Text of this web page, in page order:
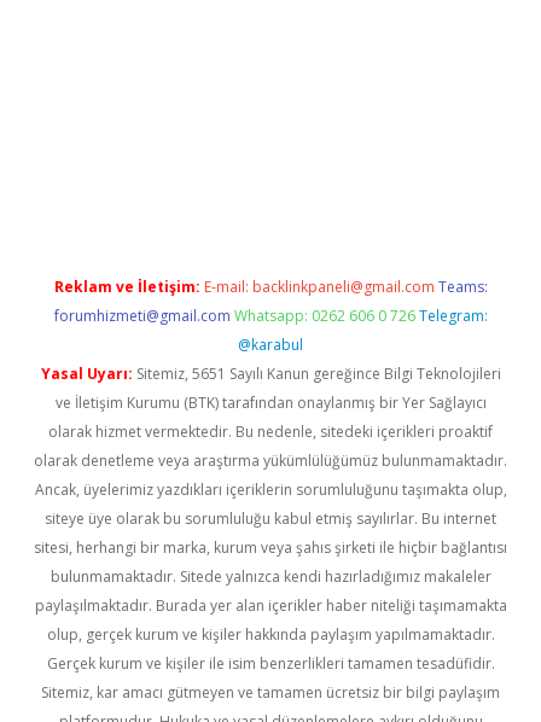
Reklam ve İletişim: E-mail: backlinkpaneli@gmail.com Teams:
forumhizmeti@gmail.com Whatsapp: 0262 606 0 726 Telegram:
@karabul
Yasal Uyarı: Sitemiz, 5651 Sayılı Kanun gereğince Bilgi Teknolojileri
ve İletişim Kurumu (BTK) tarafından onaylanmış bir Yer Sağlayıcı
olarak hizmet vermektedir. Bu nedenle, sitedeki içerikleri proaktif
olarak denetleme veya araştırma yükümlülüğümüz bulunmamaktadır.
Ancak, üyelerimiz yazdıkları içeriklerin sorumluluğunu taşımakta olup,
siteye üye olarak bu sorumluluğu kabul etmiş sayılırlar. Bu internet
sitesi, herhangi bir marka, kurum veya şahıs şirketi ile hiçbir bağlantısı
bulunmamaktadır. Sitede yalnızca kendi hazırladığımız makaleler
paylaşılmaktadır. Burada yer alan içerikler haber niteliği taşımamakta
olup, gerçek kurum ve kişiler hakkında paylaşım yapılmamaktadır.
Gerçek kurum ve kişiler ile isim benzerlikleri tamamen tesadüfidir.
Sitemiz, kar amacı gütmeyen ve tamamen ücretsiz bir bilgi paylaşım